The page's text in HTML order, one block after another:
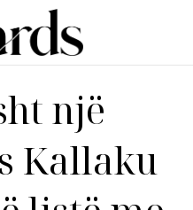
një
Kallaku